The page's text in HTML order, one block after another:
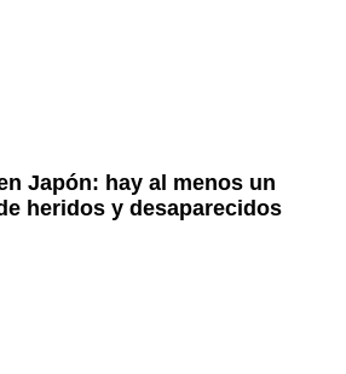
Japón: hay al menos un
heridos y desaparecidos